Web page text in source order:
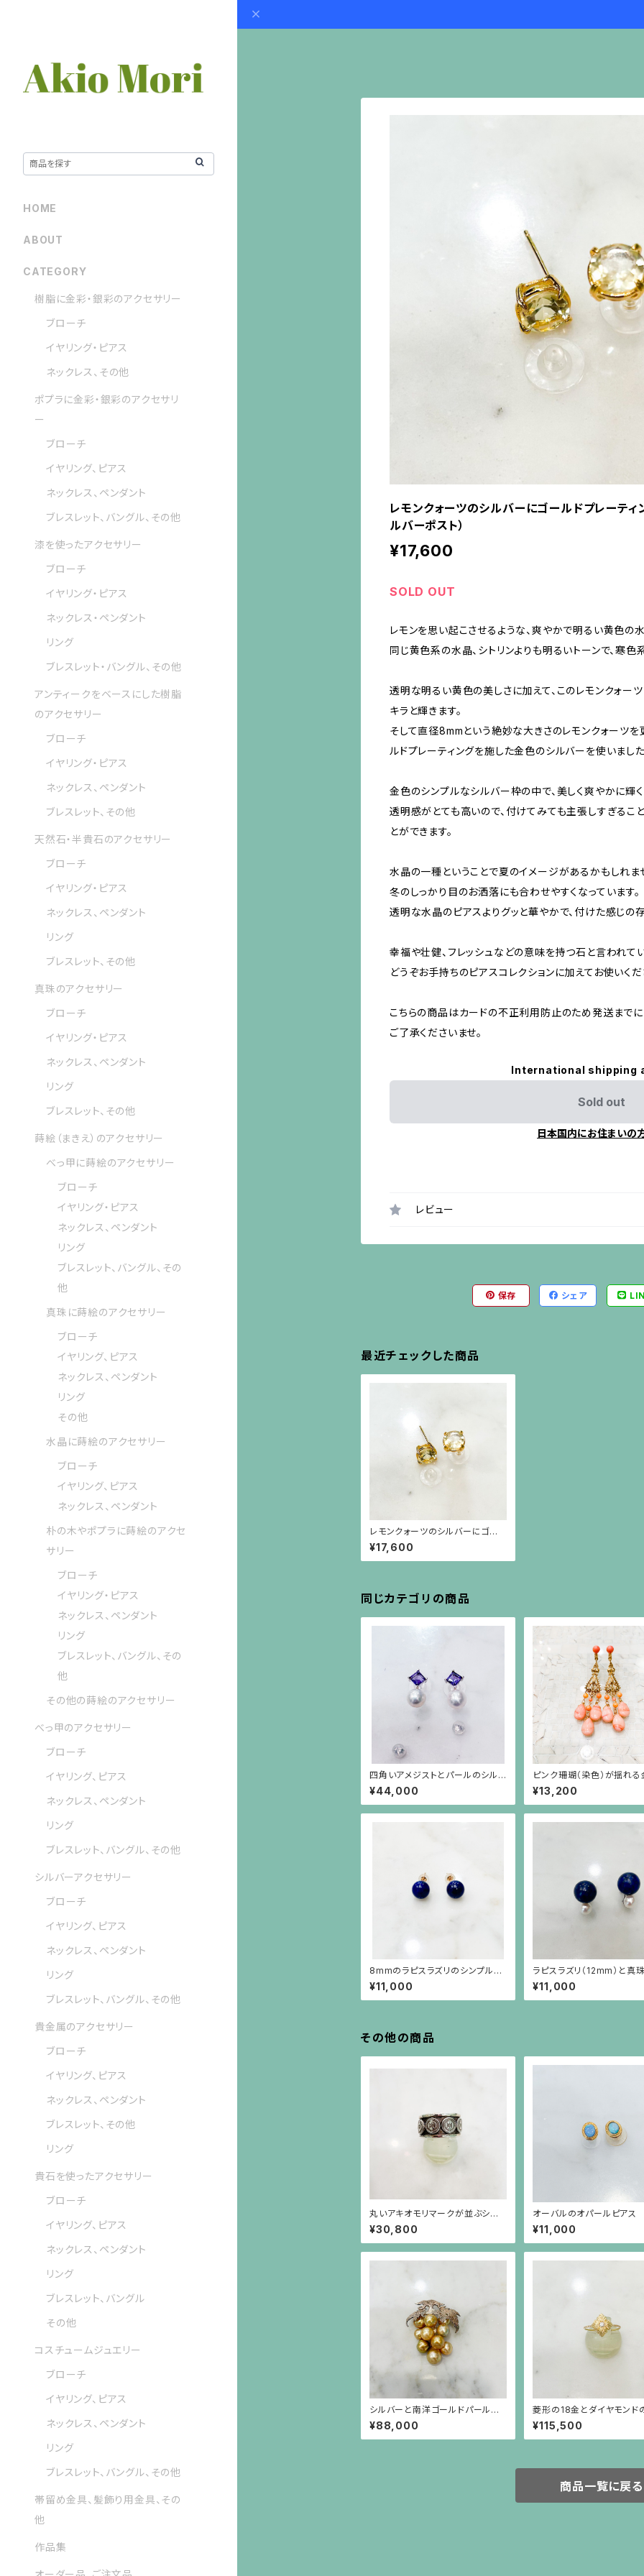
レモンクォーツのシルバーにゴールドプレーティ
ルバーポスト）
¥17,600
SOLD OUT
レモンを思い起こさせるような、爽やかで明るい黄色の水
同じ黄色系の水晶、シトリンよりも明るいトーンで、寒
透明な明るい黄色の美しさに加えて、このレモンクォー
キラと輝きます。
そして直径8mmという絶妙な大きさのレモンクォーツ
ルドプレーティングを施した金色のシルバーを使いました
金色のシンプルなシルバー枠の中で、美しく爽やかに輝く
透明感がとても高いので、付けてみても主張しすぎるこ
とができます。
水晶の一種ということで夏のイメージがあるかもしれま
冬のしっかり目のお洒落にも合わせやすくなっています。
透明な水晶のピアスよりグッと華やかで、付けた感じの
幸福や壮健、フレッシュなどの意味を持つ石と言われてい
どうぞお手持ちのピアスコレクションに加えてお使いくだ
こちらの商品はカードの不正利用防止のため発送までに
ご了承くださいませ。
International shipping
Sold out
日本国内にお住まいの
レビュー
保存 シェア
最近チェックした商品
レモンクォーツのシルバーにゴー
ルドプレーティングの枠のシンプル
なピアス（シルバーポスト）
¥17,600
同じカテゴリの商品
四角いアメジストとパールのシルバ
ー枠のピアス(シルバーポスト）
¥44,000
ピンク珊瑚（染色）が揺れる
オリエンタルなイヤリング
¥13,200
8mmのラピスラズリのシンプルな
ピアス（10金ポスト）
¥11,000
ラピスラズリ（12mm）と真
mアップ）を重ねたようなデ
のイヤリング
¥11,000
その他の商品
丸いアキオモリマークが並ぶシル
バーリング
¥30,800
オーバルのオパールピアス
¥11,000
シルバーと南洋ゴールドパールの
葡萄のブローチ（小）
¥88,000
菱形の18金とダイヤモンド
なリング（大）
¥115,500
商品一覧に戻る
HOME
ABOUT
CATEGORY
樹脂に金彩・銀彩のアクセサリー
ブローチ
イヤリング・ピアス
ネックレス、その他
ポプラに金彩・銀彩のアクセサリ
ー
ブローチ
イヤリング、ピアス
ネックレス、ペンダント
ブレスレット、バングル、その他
漆を使ったアクセサリー
ブローチ
イヤリング・ピアス
ネックレス・ペンダント
リング
ブレスレット・バングル、その他
アンティークをベースにした樹脂
のアクセサリー
ブローチ
イヤリング・ピアス
ネックレス、ペンダント
ブレスレット、その他
天然石・半貴石のアクセサリー
ブローチ
イヤリング・ピアス
ネックレス、ペンダント
リング
ブレスレット、その他
真珠のアクセサリー
ブローチ
イヤリング・ピアス
ネックレス、ペンダント
リング
ブレスレット、その他
蒔絵（まきえ）のアクセサリー
べっ甲に蒔絵のアクセサリー
ブローチ
イヤリング・ピアス
ネックレス、ペンダント
リング
ブレスレット、バングル、その
他
真珠に蒔絵のアクセサリー
ブローチ
イヤリング、ピアス
ネックレス、ペンダント
リング
その他
水晶に蒔絵のアクセサリー
ブローチ
イヤリング、ピアス
ネックレス、ペンダント
朴の木やポプラに蒔絵のアクセ
サリー
ブローチ
イヤリング・ピアス
ネックレス、ペンダント
リング
ブレスレット、バングル、その
他
その他の蒔絵のアクセサリー
べっ甲のアクセサリー
ブローチ
イヤリング、ピアス
ネックレス、ペンダント
リング
ブレスレット、バングル、その他
シルバーアクセサリー
ブローチ
イヤリング、ピアス
ネックレス、ペンダント
リング
ブレスレット、バングル、その他
貴金属のアクセサリー
ブローチ
イヤリング、ピアス
ネックレス、ペンダント
ブレスレット、その他
リング
貴石を使ったアクセサリー
ブローチ
イヤリング、ピアス
ネックレス、ペンダント
リング
ブレスレット、バングル
その他
コスチュームジュエリー
ブローチ
イヤリング、ピアス
ネックレス、ペンダント
リング
ブレスレット、バングル、その他
帯留め金具、髪飾り用金具、その
他
作品集